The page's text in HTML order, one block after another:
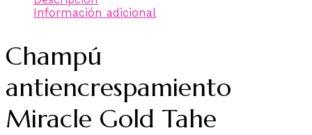
Información adicional
Champú
antiencrespamiento
Miracle Gold Tahe